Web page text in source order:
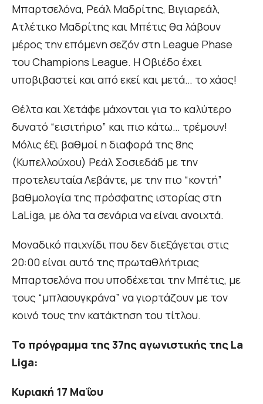
Μπαρτσελόνα, Ρεάλ Μαδρίτης, Βιγιαρεάλ,
Ατλέτικο Μαδρίτης και Μπέτις θα λάβουν
μέρος την επόμενη σεζόν στη League Phase
του Champions League. Η Οβιέδο έχει
υποβιβαστεί και από εκεί και μετά… το χάος!
Θέλτα και Χετάφε μάχονται για το καλύτερο
δυνατό “εισιτήριο” και πιο κάτω… τρέμουν!
Μόλις έξι βαθμοί η διαφορά της 8ης
(Κυπελλούχου) Ρεάλ Σοσιεδάδ με την
προτελευταία Λεβάντε, με την πιο “κοντή”
βαθμολογία της πρόσφατης ιστορίας στη
LaLiga, με όλα τα σενάρια να είναι ανοιχτά.
Μοναδικό παιχνίδι που δεν διεξάγεται στις
20:00 είναι αυτό της πρωταθλήτριας
Μπαρτσελόνα που υποδέχεται την Μπέτις, με
τους “μπλαουγκράνα” να γιορτάζουν με τον
κοινό τους την κατάκτηση του τίτλου.
Το πρόγραμμα της 37ης αγωνιστικής της La
Liga:
Κυριακή 17 Μαΐου